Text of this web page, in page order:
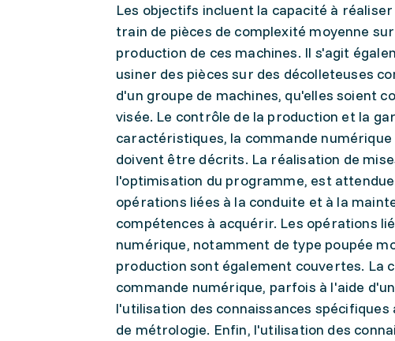
Les objectifs incluent la capacité à
train de pièces de complexité moyenne
production de ces machines. Il s'agit
usiner des pièces sur des décolleteuses
d'un groupe de machines, qu'elles soient
visée. Le contrôle de la production et la
caractéristiques, la commande
doivent être décrits. La réalisation de
l'optimisation du programme, est
opérations liées à la conduite et à la
compétences à acquérir. Les opérations
numérique, notamment de type poupée
production sont également couvertes. La
commande numérique, parfois à l'aide
l'utilisation des connaissances
de métrologie. Enfin, l'utilisation des